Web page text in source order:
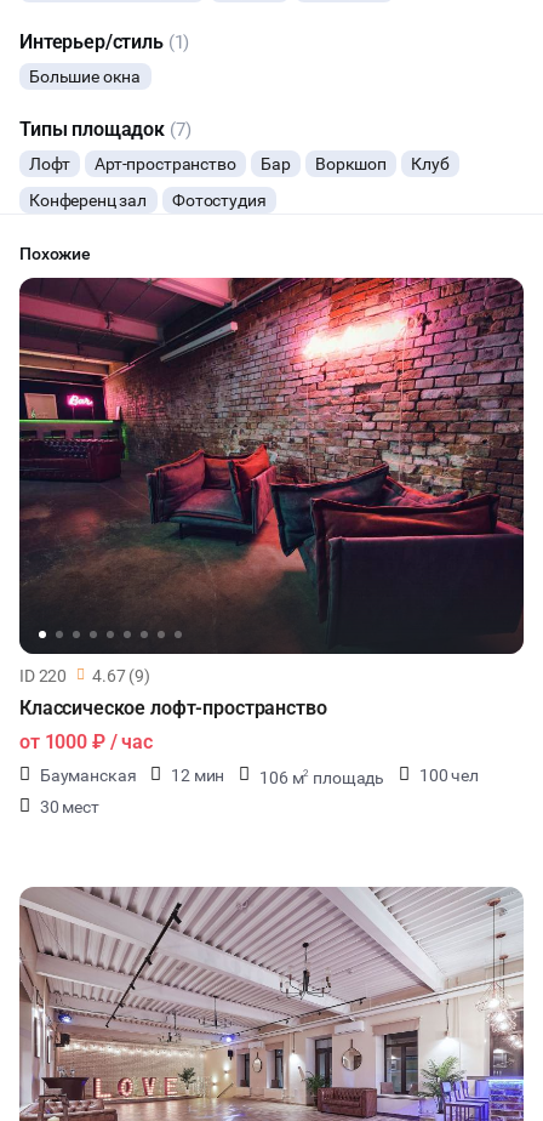
Интерьер/стиль (1)
Большие окна
Типы площадок (7)
Лофт Арт-пространство Бар Воркшоп
Клуб
Конференц зал
Фотостудия
ФУРШЕТЫ
КОНФЕРЕНЦИИ
ТИМБИЛДИНГ
Похожие
ID 220 4.67 (9)
Классическое лофт-пространство
от 1000 ₽/ час
Бауманская 12 мин 106 м2 площадь
100 чел
30 мест